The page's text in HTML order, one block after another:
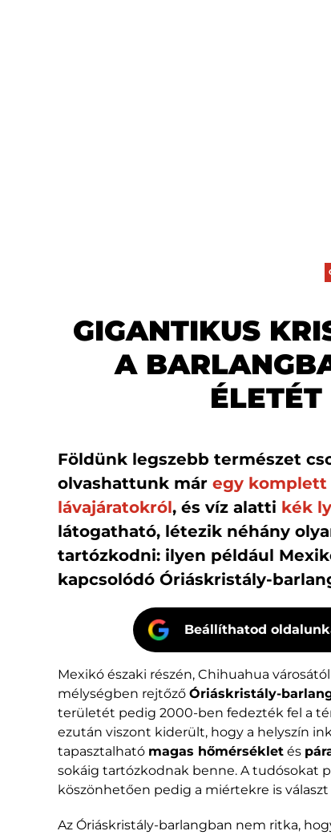
GIGANTIKUS
A
Földünk legszebb természet
olvashattunk már egy komplett
lávajáratokról, és víz alatti kék
látogatható, létezik néhány
tartózkodni: ilyen például
kapcsolódó Óriáskristály-
Beállíthatod
Mexikó északi részén, Chihuahua
mélységben rejtőző Óriáskristály-
területét pedig 2000-ben fedezték fel a
ezután viszont kiderült, hogy a helyszín
tapasztalható magas hőmérséklet és
sokáig tartózkodnak benne. A tudósokat
köszönhetően pedig a miértekre is
Az Óriáskristály-barlangban nem ritka,